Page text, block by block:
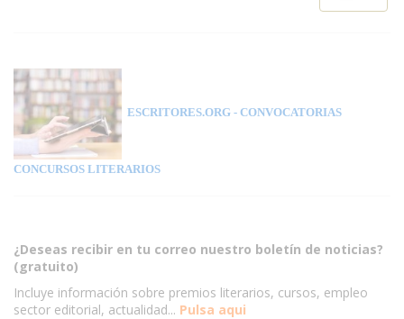
ESCRITORES.ORG - CONVOCATORIAS
CONCURSOS LITERARIOS
¿Deseas recibir en tu correo nuestro boletín de noticias?
(gratuito)
Incluye información sobre premios literarios, cursos, empleo
sector editorial, actualidad... Pulsa aqui